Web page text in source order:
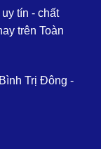
tín - chất
trên Toàn
Trị Đông -